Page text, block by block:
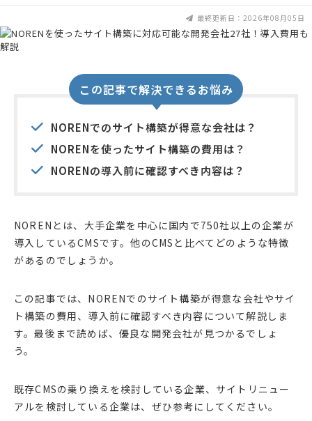
最終更新日：2026年08月05日
この記事で解決できるお悩み
NORENでのサイト構築が得意な会社は？
NORENを使ったサイト構築の費用は？
NORENの導入前に確認すべき内容は？
NORENとは、大手企業を中心に国内で750社以上の企業が
導入しているCMSです。他のCMSと比べてどのような特徴
があるのでしょうか。
この記事では、NORENでのサイト構築が得意な会社やサイ
ト構築の費用、導入前に確認すべき内容について解説しま
す。最後まで読めば、優良な開発会社が見つかるでしょ
う。
既存CMSの乗り換えを検討している企業、サイトリニュー
アルを検討している企業は、ぜひ参考にしてください。